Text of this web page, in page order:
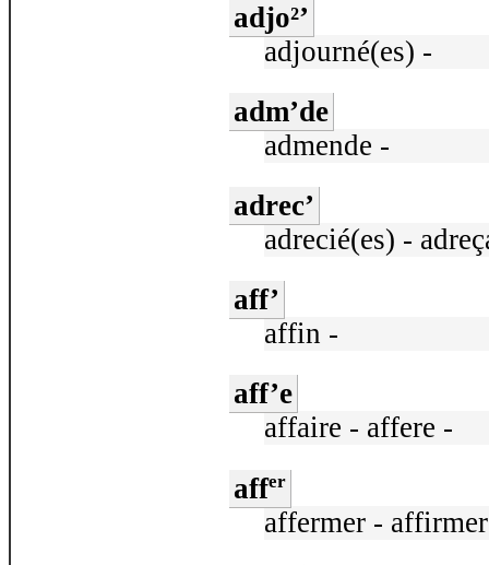
adjo²’
adjourné(es) -
adm’de
admende -
adrec’
adrecié(es) -
aff’
affin -
aff’e
affaire - affere -
affer
affermer -